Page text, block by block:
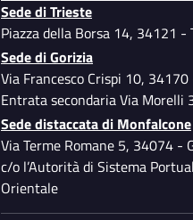
Sede di Trieste
Piazza della Borsa 14, 34121 -
Sede di Gorizia
Via Francesco Crispi 10, 34170
Entrata secondaria Via Morelli
Sede distaccata di Monfalcone
Via Terme Romane 5, 34074 -
c/o l’Autorità di Sistema
Orientale